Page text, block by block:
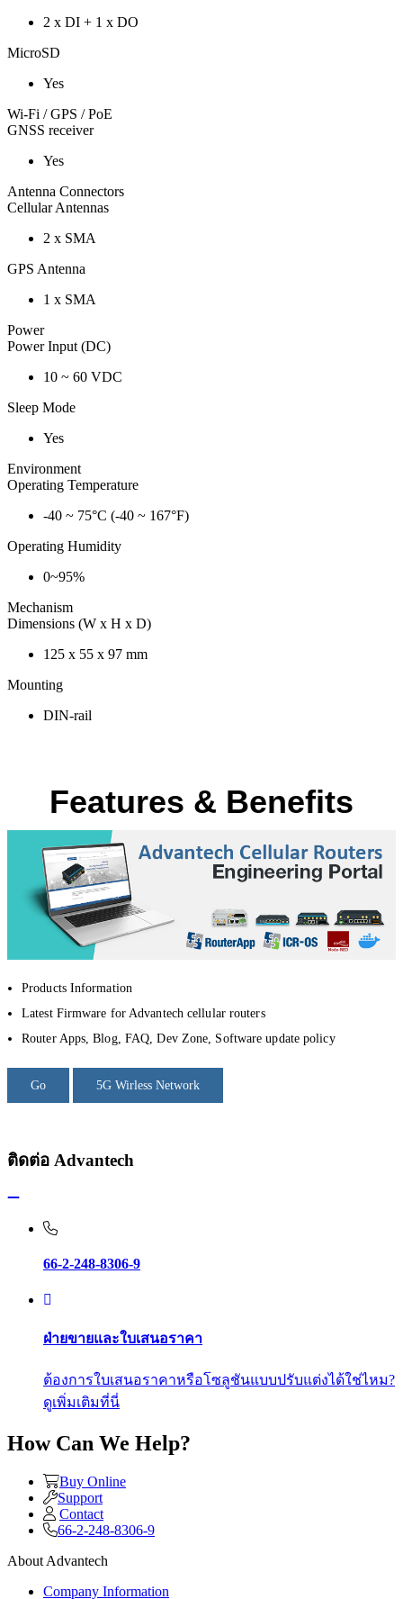
2 x DI + 1 x DO
MicroSD
Yes
Wi-Fi / GPS / PoE
GNSS receiver
Yes
Antenna Connectors
Cellular Antennas
2 x SMA
GPS Antenna
1 x SMA
Power
Power Input (DC)
10 ~ 60 VDC
Sleep Mode
Yes
Environment
Operating Temperature
-40 ~ 75°C (-40 ~ 167°F)
Operating Humidity
0~95%
Mechanism
Dimensions (W x H x D)
125 x 55 x 97 mm
Mounting
DIN-rail
Features & Benefits
Products Information
Latest Firmware for Advantech cellular routers
Router Apps, Blog, FAQ, Dev Zone, Software update policy
Go 5G Wirless Network
ติดต่อ Advantech
66-2-248-8306-9
ฝ่ายขายและใบเสนอราคา
ต้องการใบเสนอราคาหรือโซลูชันแบบปรับแต่งได้ใช่ไหม?
ดูเพิ่มเติมที่นี่
How Can We Help?
Buy Online
Support
Contact
66-2-248-8306-9
About Advantech
Company Information